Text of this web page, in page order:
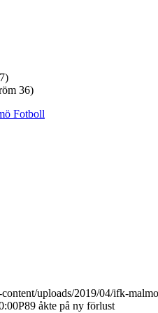
36)
Fotboll
uploads/2019/04/ifk-
P89 åkte på ny förlust